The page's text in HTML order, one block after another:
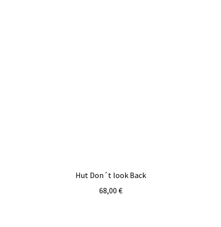
Hut Don´t look Back
68,00 €